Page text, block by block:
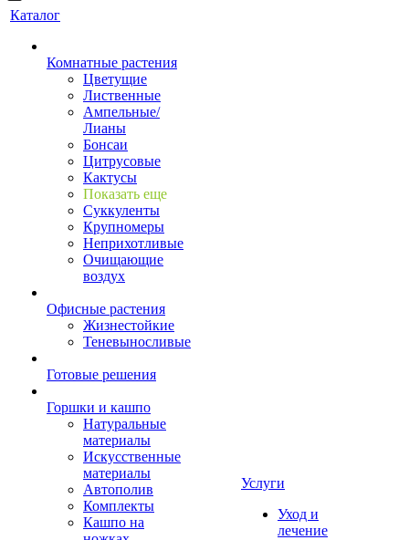
Каталог
Комнатные растения
Цветущие
Лиственные
Ампельные/
Лианы
Бонсаи
Цитрусовые
Кактусы
Показать еще
Суккуленты
Крупномеры
Неприхотливые
Очищающие
воздух
Офисные растения
Жизнестойкие
Теневыносливые
Готовые решения
Горшки и кашпо
Натуральные
материалы
Искусственные
материалы
Автополив
Комплекты
Кашпо на
Услуги
Уход и
лечение